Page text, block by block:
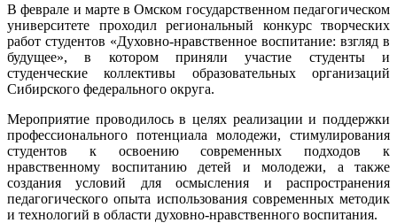
В феврале и марте в Омском государственном педагогическом
университете проходил региональный конкурс творческих
работ студентов «Духовно-нравственное воспитание: взгляд в
будущее», в котором приняли участие студенты и
студенческие коллективы образовательных организаций
Сибирского федерального округа.
Мероприятие проводилось в целях реализации и поддержки
профессионального потенциала молодежи, стимулирования
студентов к освоению современных подходов к
нравственному воспитанию детей и молодежи, а также
создания условий для осмысления и распространения
педагогического опыта использования современных методик
и технологий в области духовно-нравственного воспитания.